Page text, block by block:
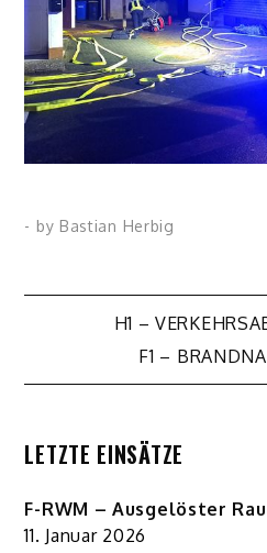
- by Bastian Herbig
H1 –
F1 –
LETZTE EINSÄTZE
F-RWM – Ausgelöster
11. Januar 2026